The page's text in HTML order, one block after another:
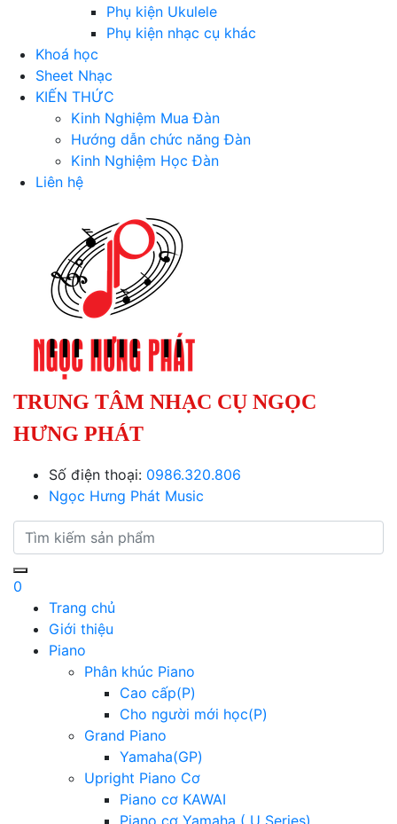
Phụ kiện Ukulele
Phụ kiện nhạc cụ khác
Khoá học
Sheet Nhạc
KIẾN THỨC
Kinh Nghiệm Mua Đàn
Hướng dẫn chức năng Đàn
Kinh Nghiệm Học Đàn
Liên hệ
TRUNG TÂM NHẠC CỤ NGỌC
HƯNG PHÁT
Số điện thoại: 0986.320.806
Ngọc Hưng Phát Music
0
Trang chủ
Giới thiệu
Piano
Phân khúc Piano
Cao cấp(P)
Cho người mới học(P)
Grand Piano
Yamaha(GP)
Upright Piano Cơ
Piano cơ KAWAI
Piano cơ Yamaha ( U Series)